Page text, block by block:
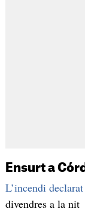
Ensurt a
L’incendi
divendres a la nit